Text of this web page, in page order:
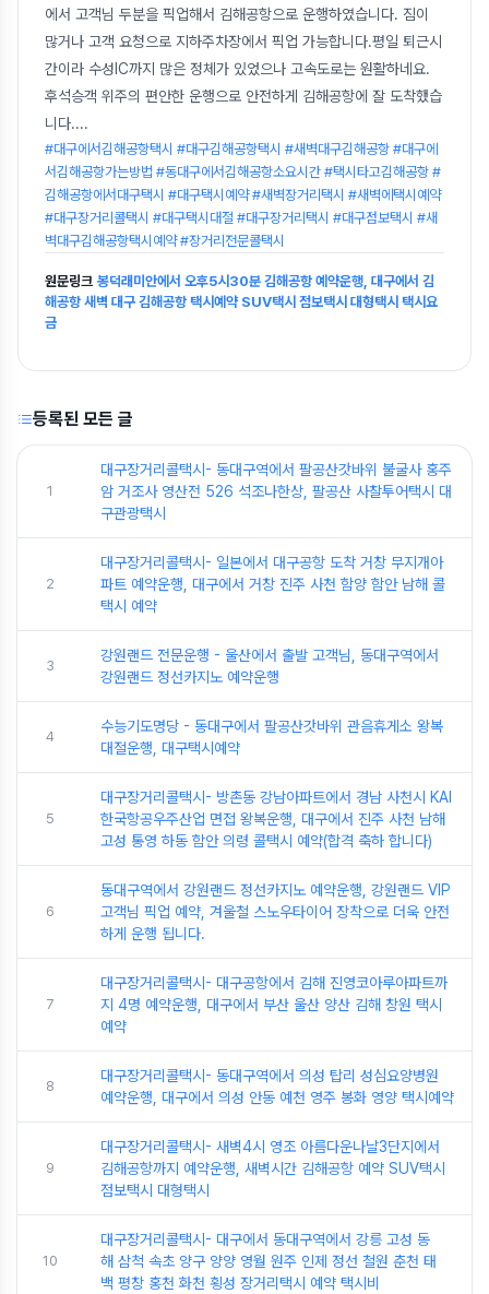
에서 고객님 두분을 픽업해서 김해공항으로 운행하였습니다. 짐이
많거나 고객 요청으로 지하주차장에서 픽업 가능합니다.평일 퇴근시
간이라 수성IC까지 많은 정체가 있었으나 고속도로는 원활하네요.
후석승객 위주의 편안한 운행으로 안전하게 김해공항에 잘 도착했습
니다....
#대구에서김해공항택시 #대구김해공항택시 #새벽대구김해공항 #대구에
서김해공항가는방법 #동대구에서김해공항소요시간 #택시타고김해공항 #
김해공항에서대구택시 #대구택시예약 #새벽장거리택시 #새벽에택시예약
#대구장거리콜택시 #대구택시대절 #대구장거리택시 #대구점보택시 #새
벽대구김해공항택시예약 #장거리전문콜택시
원문링크 봉덕래미안에서 오후5시30분 김해공항 예약운행, 대구에서 김
해공항 새벽 대구 김해공항 택시예약 SUV택시 점보택시 대형택시 택시요
금
등록된 모든 글
1
대구장거리콜택시- 동대구역에서 팔공산갓바위 불굴사 홍주
암 거조사 영산전 526 석조나한상, 팔공산 사찰투어택시 대
구관광택시
2
대구장거리콜택시- 일본에서 대구공항 도착 거창 무지개아
파트 예약운행, 대구에서 거창 진주 사천 함양 함안 남해 콜
택시 예약
3
강원랜드 전문운행 - 울산에서 출발 고객님, 동대구역에서
강원랜드 정선카지노 예약운행
4
수능기도명당 - 동대구에서 팔공산갓바위 관음휴게소 왕복
대절운행, 대구택시예약
5
대구장거리콜택시- 방촌동 강남아파트에서 경남 사천시 KAI
한국항공우주산업 면접 왕복운행, 대구에서 진주 사천 남해
고성 통영 하동 함안 의령 콜택시 예약(합격 축하 합니다)
6
동대구역에서 강원랜드 정선카지노 예약운행, 강원랜드 VIP
고객님 픽업 예약, 겨울철 스노우타이어 장착으로 더욱 안전
하게 운행 됩니다.
7
대구장거리콜택시- 대구공항에서 김해 진영코아루아파트까
지 4명 예약운행, 대구에서 부산 울산 양산 김해 창원 택시
예약
8
대구장거리콜택시- 동대구역에서 의성 탑리 성심요양병원
예약운행, 대구에서 의성 안동 예천 영주 봉화 영양 택시예약
9
대구장거리콜택시- 새벽4시 영조 아름다운나날3단지에서
김해공항까지 예약운행, 새벽시간 김해공항 예약 SUV택시
점보택시 대형택시
10
대구장거리콜택시- 대구에서 동대구역에서 강릉 고성 동
해 삼척 속초 양구 양양 영월 원주 인제 정선 철원 춘천 태
백 평창 홍천 화천 횡성 장거리택시 예약 택시비